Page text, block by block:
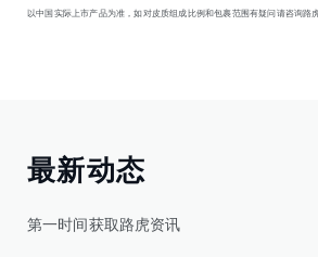
以中国实际上市产品为准，如对皮质组成比例和包裹范围有疑问请咨询路
最新动态
第一时间获取路虎资讯